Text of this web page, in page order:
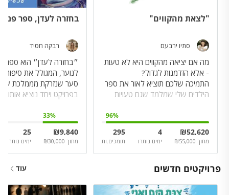
"לצאת מהקווים"
סתיו ירבעם
מה אם יציאה מהקווים היא לא טעות
התמיכה שלכם תוציא לאור את ספר
הילדים שלי שמלמד שגם טעויות
96%
₪52,620
מתוך ₪55,000
4
ימים נותרו
295
תומכים.ות
בחזרה לעדן, ספר
רבקה חסיד
״בחזרה לעדן״ הוא ספר
לנוער, המגולל את
סער שנזרקת מממלכת
בפרויקט ויחד נוציא אותו
33%
₪9,840
מתוך ₪30,000
25
ימים נותרו
פרויקטים חדשים עוד